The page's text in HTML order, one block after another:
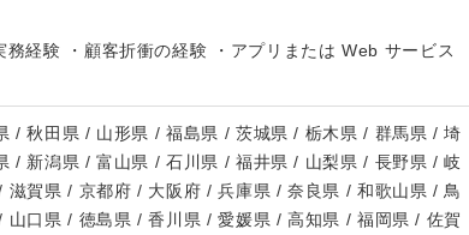
務経験 ・顧客折衝の経験 ・アプリまたは Web サービス
/ 秋田県 / 山形県 / 福島県 / 茨城県 / 栃木県 / 群馬県 / 埼
/ 新潟県 / 富山県 / 石川県 / 福井県 / 山梨県 / 長野県 / 岐
賀県 / 京都府 / 大阪府 / 兵庫県 / 奈良県 / 和歌山県 / 鳥
口県 / 徳島県 / 香川県 / 愛媛県 / 高知県 / 福岡県 / 佐賀